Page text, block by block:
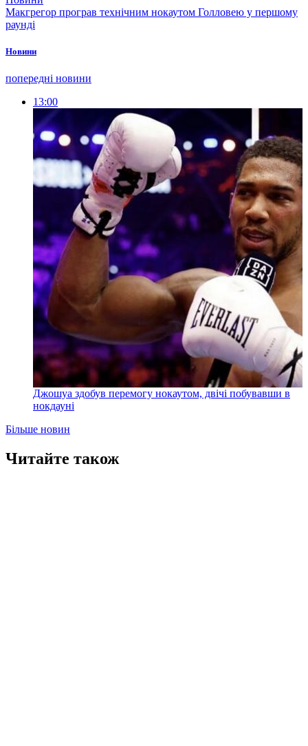
Макгрегор програв технічним нокаутом Голловею у першому
раунді
Новини
попередні новини
13:00
Джошуа здобув перемогу нокаутом, двічі побувавши в
нокдауні
Більше новин
Читайте також